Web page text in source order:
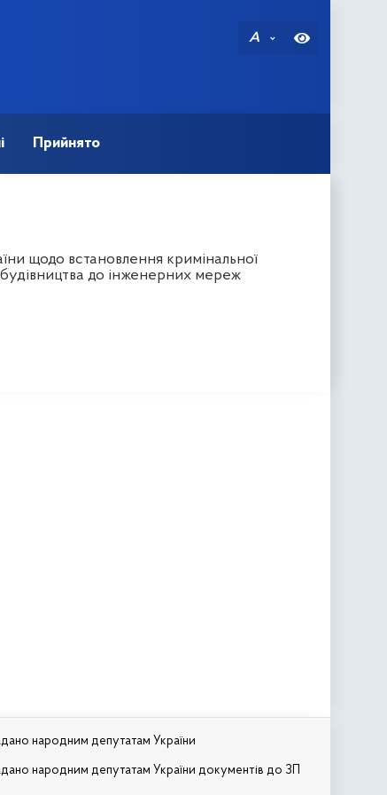
A
Прийнято
щодо встановлення кримінальної
до інженерних мереж
народним депутатам України
народним депутатам України документів до ЗП